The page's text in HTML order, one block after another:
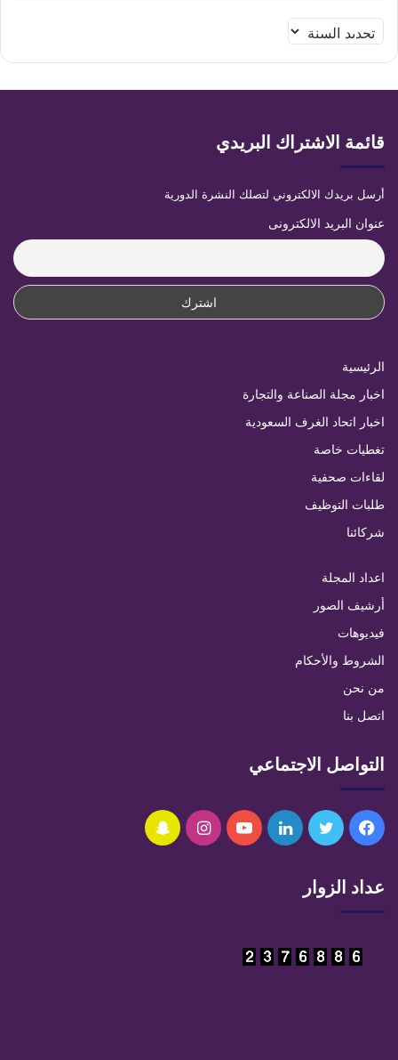
قائمة الاشتراك البريدي
أرسل بريدك الالكتروني لتصلك النشرة الدورية
عنوان البريد الالكترونى
الرئيسية
اخبار مجلة الصناعة والتجارة
اخبار اتحاد الغرف السعودية
تغطيات خاصة
لقاءات صحفية
طلبات التوظيف
شركائنا
اعداد المجلة
أرشيف الصور
فيديوهات
الشروط والأحكام
من نحن
اتصل بنا
التواصل الاجتماعي
فيسبوكتويتر لينكدإنيوتيوبانستقرامسناب
عداد الزوار